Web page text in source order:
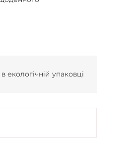
екологічній упаковці